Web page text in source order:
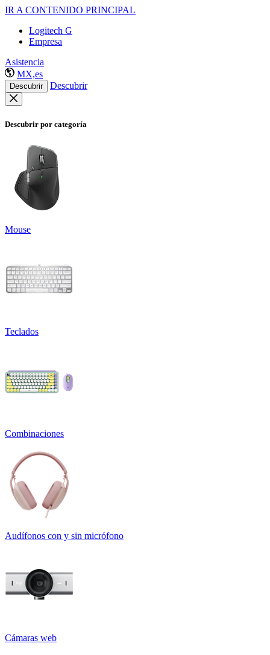
IR A CONTENIDO PRINCIPAL
Logitech G
Empresa
Asistencia
MX,es
Descubrir Descubrir
Descubrir por categoría
Mouse
Teclados
Combinaciones
Audífonos con y sin micrófono
Cámaras web